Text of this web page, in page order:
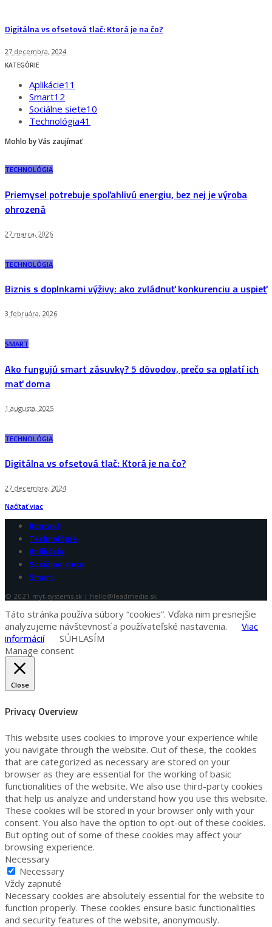
Digitálna vs ofsetová tlač: Ktorá je na čo?
27 decembra, 2024
KATEGÓRIE
Aplikácie11
Smart12
Sociálne siete10
Technológia41
Mohlo by Vás zaujímať
TECHNOLÓGIA
Priemysel potrebuje spoľahlivú energiu, bez nej je výroba
ohrozená
27 marca, 2026
TECHNOLÓGIA
Biznis s doplnkami výživy: ako zvládnuť konkurenciu a uspieť
3 februára, 2026
SMART
Ako fungujú smart zásuvky? 5 dôvodov, prečo sa oplatí ich
mať doma
1 augusta, 2025
TECHNOLÓGIA
Digitálna vs ofsetová tlač: Ktorá je na čo?
27 decembra, 2024
Načítať viac
Kontakt
Technológia
Aplikácie
Sociálne siete
Smart
© 2021 myt-systems.sk | hello@leadmedia.sk
Táto stránka používa súbory “cookies”. Vďaka nim presnejšie
analyzujeme návštevnosť a používateľské nastavenia.
Viac
informácií
SÚHLASÍM
Manage consent
Close
Privacy Overview
This website uses cookies to improve your experience while
you navigate through the website. Out of these, the cookies
that are categorized as necessary are stored on your
browser as they are essential for the working of basic
functionalities of the website. We also use third-party cookies
that help us analyze and understand how you use this website.
These cookies will be stored in your browser only with your
consent. You also have the option to opt-out of these cookies.
But opting out of some of these cookies may affect your
browsing experience.
Necessary
Necessary
Vždy zapnuté
Necessary cookies are absolutely essential for the website to
function properly. These cookies ensure basic functionalities
and security features of the website, anonymously.